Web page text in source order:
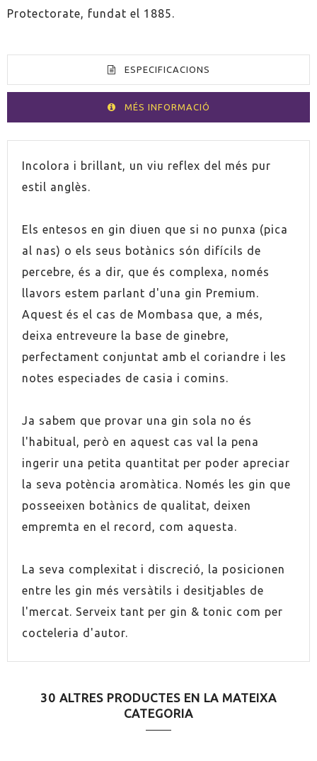
Protectorate, fundat el 1885.
ESPECIFICACIONS
MÉS INFORMACIÓ
VOLUM 200cl
PAÍS Regne Unit
GRADUACIÓ 41,5%
Incolora i brillant, un viu reflex del més pur
estil anglès.
Els entesos en gin diuen que si no punxa (pica
al nas) o els seus botànics són difícils de
percebre, és a dir, que és complexa, només
llavors estem parlant d'una gin Premium.
Aquest és el cas de Mombasa que, a més,
deixa entreveure la base de ginebre,
perfectament conjuntat amb el coriandre i les
notes especiades de casia i comins.
Ja sabem que provar una gin sola no és
l'habitual, però en aquest cas val la pena
ingerir una petita quantitat per poder apreciar
la seva potència aromàtica. Només les gin que
posseeixen botànics de qualitat, deixen
empremta en el record, com aquesta.
La seva complexitat i discreció, la posicionen
entre les gin més versàtils i desitjables de
l'mercat. Serveix tant per gin & tonic com per
cocteleria d'autor.
30 ALTRES PRODUCTES EN LA MATEIXA
CATEGORIA